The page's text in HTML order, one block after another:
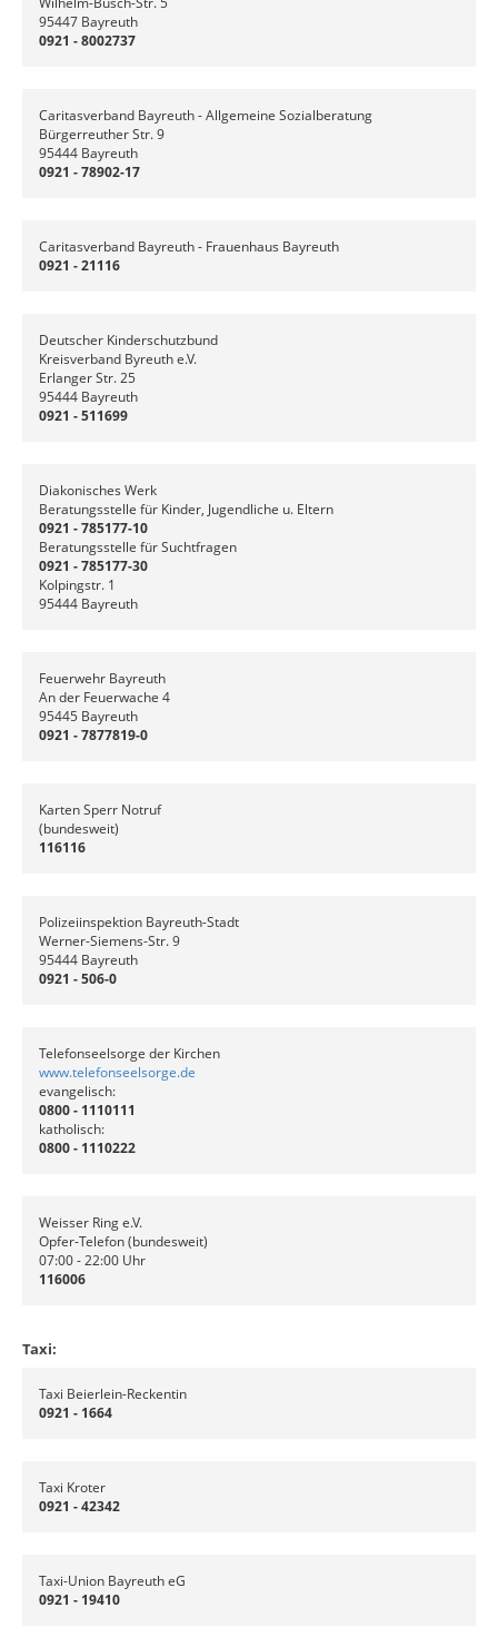
95447 Bayreuth
0921 - 8002737
Caritasverband Bayreuth - Allgemeine Sozialberatung
Bürgerreuther Str. 9
95444 Bayreuth
0921 - 78902-17
Caritasverband Bayreuth - Frauenhaus Bayreuth
0921 - 21116
Deutscher Kinderschutzbund
Kreisverband Byreuth e.V.
Erlanger Str. 25
95444 Bayreuth
0921 - 511699
Diakonisches Werk
Beratungsstelle für Kinder, Jugendliche u. Eltern
0921 - 785177-10
Beratungsstelle für Suchtfragen
0921 - 785177-30
Kolpingstr. 1
95444 Bayreuth
Feuerwehr Bayreuth
An der Feuerwache 4
95445 Bayreuth
0921 - 7877819-0
Karten Sperr Notruf
(bundesweit)
116116
Polizeiinspektion Bayreuth-Stadt
Werner-Siemens-Str. 9
95444 Bayreuth
0921 - 506-0
Telefonseelsorge der Kirchen
www.telefonseelsorge.de
evangelisch:
0800 - 1110111
katholisch:
0800 - 1110222
Weisser Ring e.V.
Opfer-Telefon (bundesweit)
07:00 - 22:00 Uhr
116006
Taxi:
Taxi Beierlein-Reckentin
0921 - 1664
Taxi Kroter
0921 - 42342
Taxi-Union Bayreuth eG
0921 - 19410